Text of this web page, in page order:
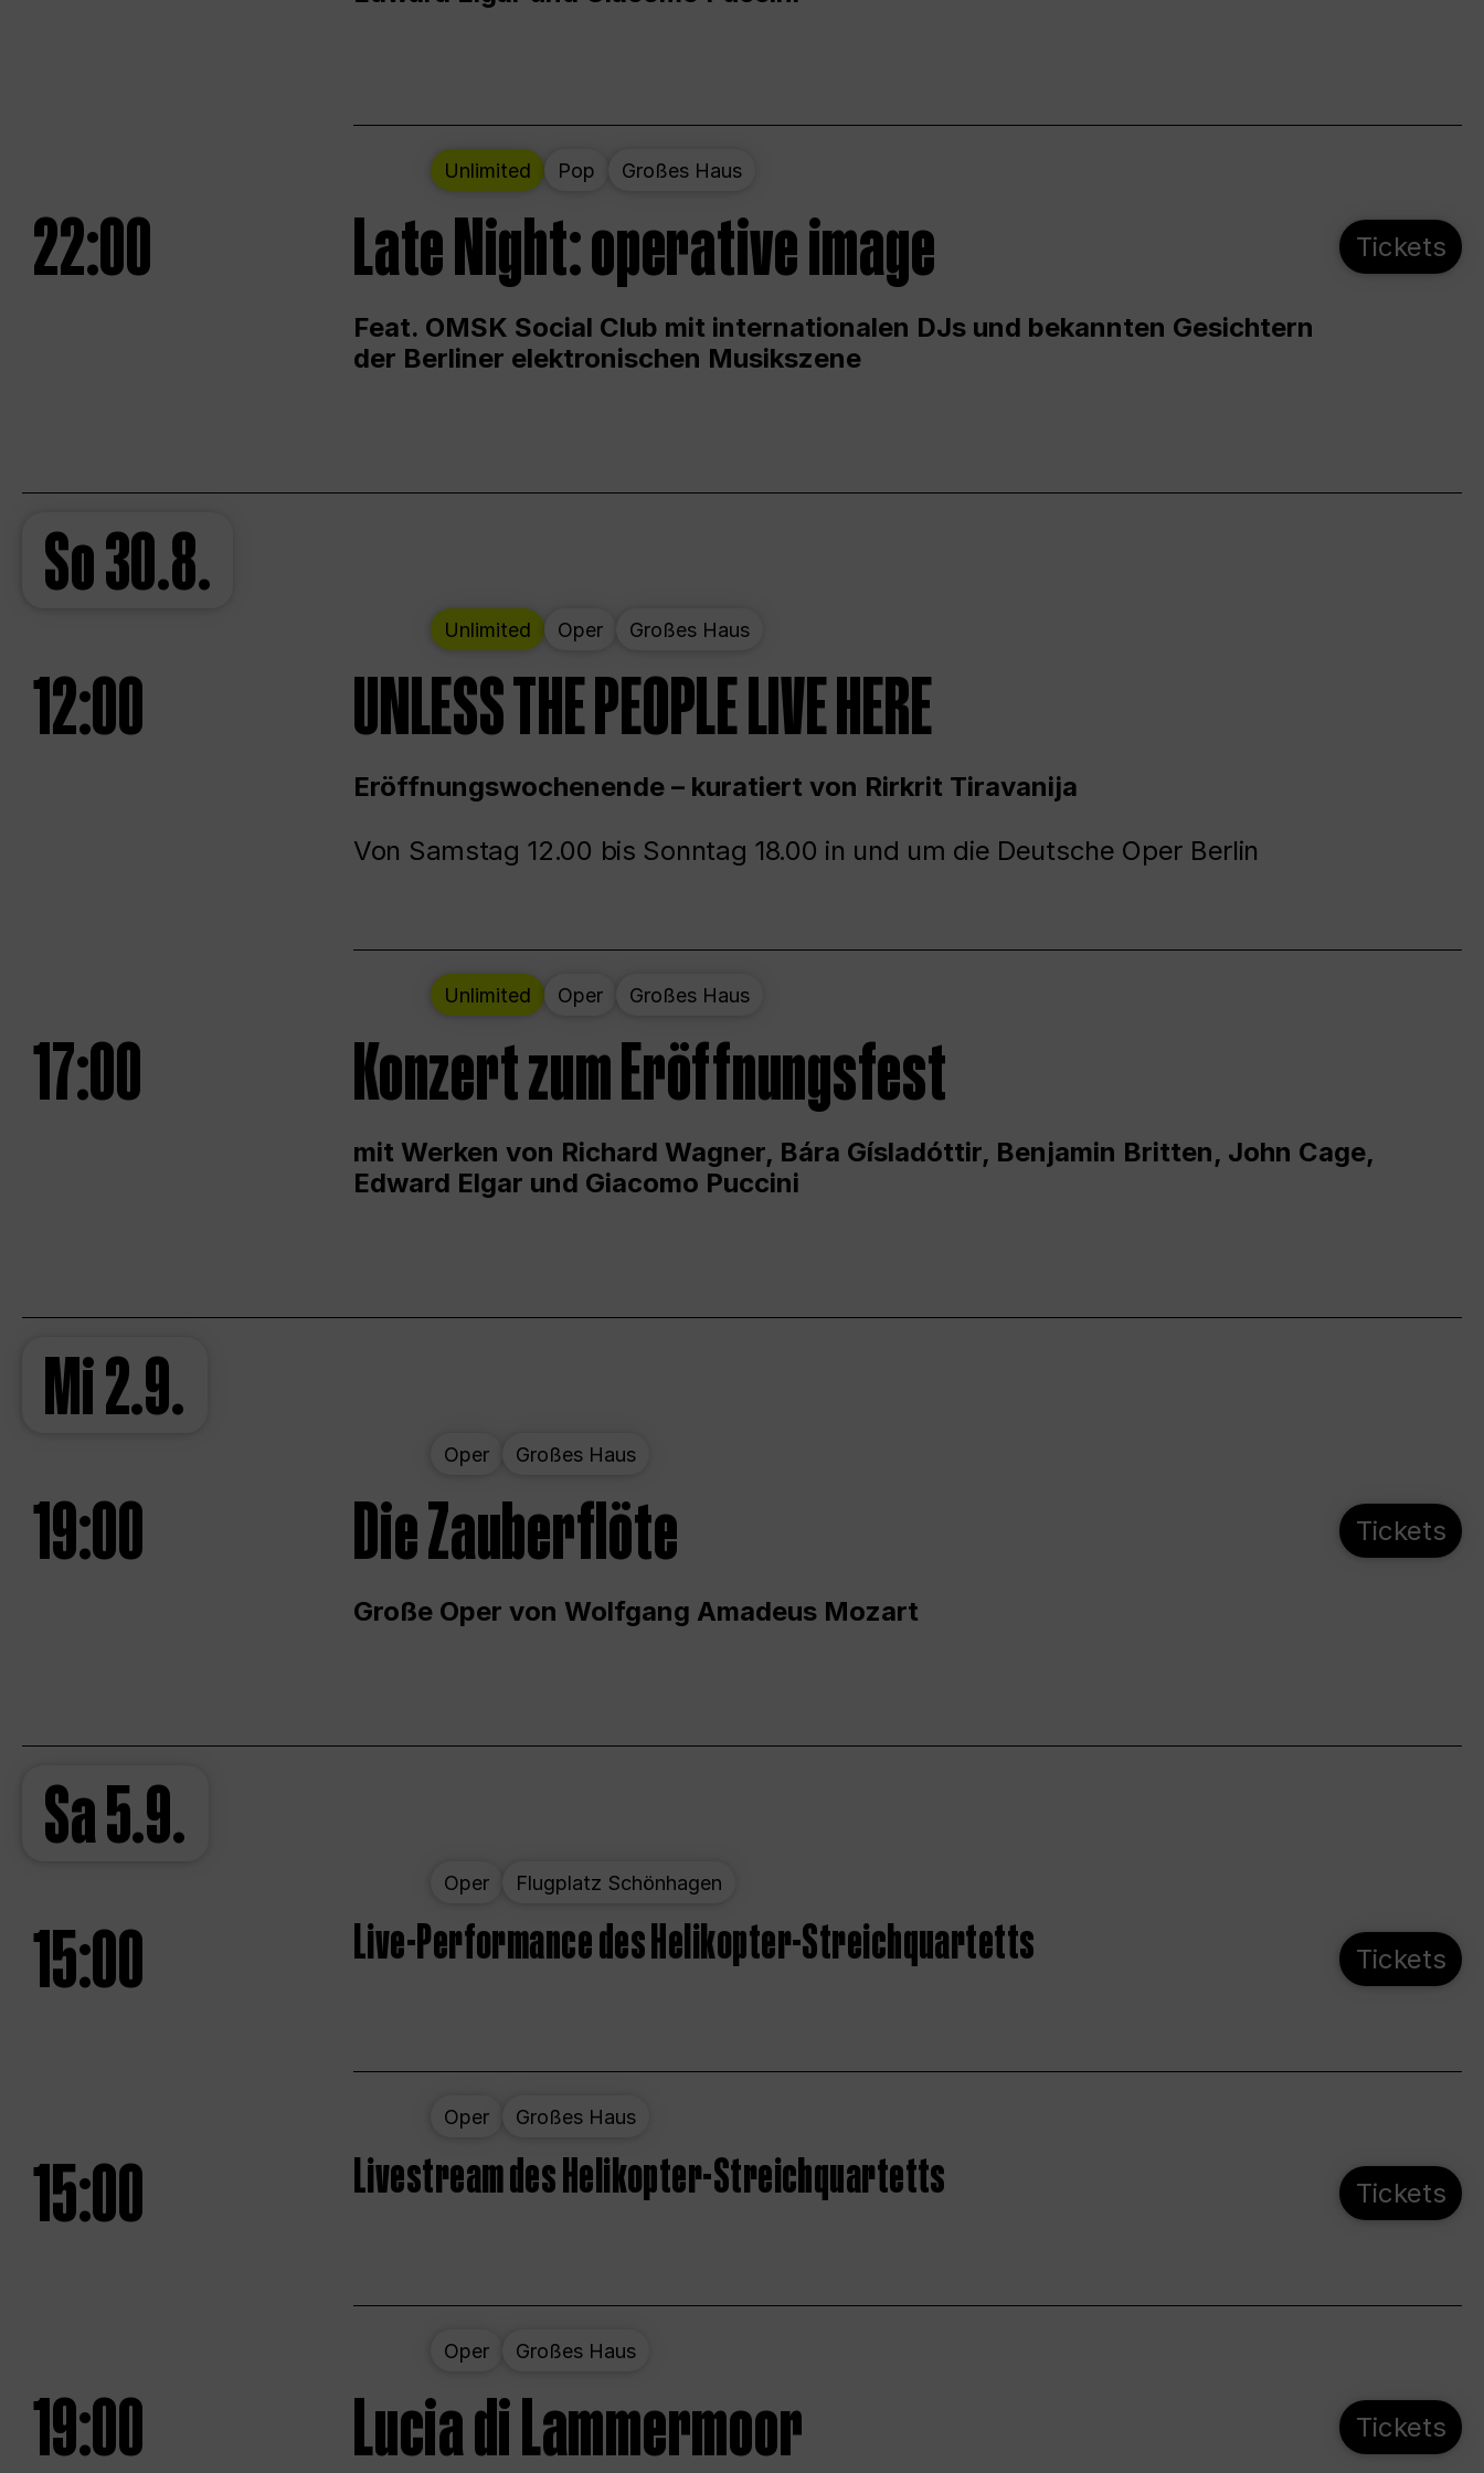
Unlimited Pop Großes Haus
22:00 Late Night: operative image
Feat. OMSK Social Club mit internationalen DJs und bekannten Gesichtern
der Berliner elektronischen Musikszene
Tickets
So30.8.
Unlimited Oper Großes Haus
12:00 UNLESS THE PEOPLE LIVE HERE
Eröffnungswochenende – kuratiert von Rirkrit Tiravanija
Von Samstag 12.00 bis Sonntag 18.00 in und um die Deutsche Oper Berlin
Unlimited Oper Großes Haus
17:00 Konzert zum Eröffnungsfest
mit Werken von Richard Wagner, Bára Gísladóttir, Benjamin Britten, John Cage,
Edward Elgar und Giacomo Puccini
Mi2.9.
Oper Großes Haus
19:00 Die Zauberflöte
Große Oper von Wolfgang Amadeus Mozart
Tickets
Sa5.9.
Oper Flugplatz Schönhagen
15:00 Live-Performance des Helikopter-Streichquartetts Tickets
Oper Großes Haus
15:00 Livestream des Helikopter-Streichquartetts Tickets
Oper Großes Haus
19:00 Lucia di Lammermoor Tickets